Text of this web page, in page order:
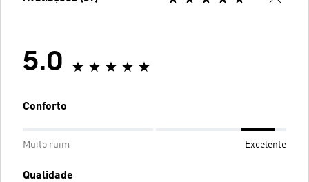
5.0
Conforto
Muito ruim Excelente
Qualidade